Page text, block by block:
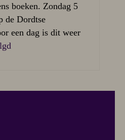
boeken. Zondag 5
de Dordtse
een dag is dit weer